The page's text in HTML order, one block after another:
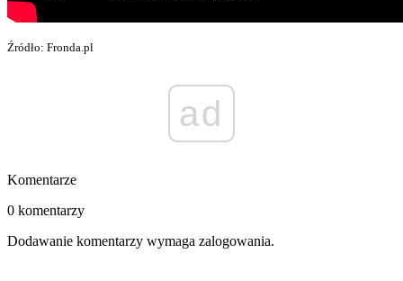
Źródło: Fronda.pl
ad
Komentarze
0 komentarzy
Dodawanie komentarzy wymaga zalogowania.